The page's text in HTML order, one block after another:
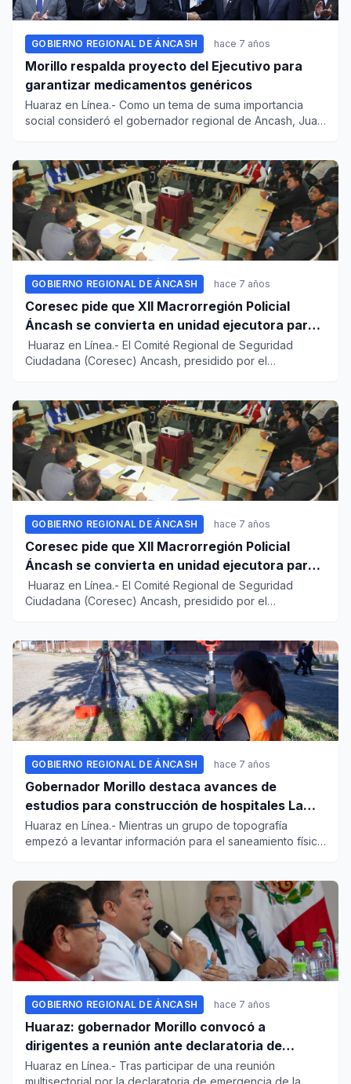
GOBIERNO REGIONAL DE ÁNCASH hace 7 años
Morillo respalda proyecto del Ejecutivo para
garantizar medicamentos genéricos
Huaraz en Línea.- Como un tema de suma importancia
social consideró el gobernador regional de Ancash, Juan
GOBIERNO REGIONAL DE ÁNCASH hace 7 años
Coresec pide que XII Macrorregión Policial
Áncash se convierta en unidad ejecutora para
combatir inseguridad
Huaraz en Línea.- El Comité Regional de Seguridad
Ciudadana (Coresec) Ancash, presidido por el
GOBIERNO REGIONAL DE ÁNCASH hace 7 años
Coresec pide que XII Macrorregión Policial
Áncash se convierta en unidad ejecutora para
combatir inseguridad
Huaraz en Línea.- El Comité Regional de Seguridad
Ciudadana (Coresec) Ancash, presidido por el
GOBIERNO REGIONAL DE ÁNCASH hace 7 años
Gobernador Morillo destaca avances de
estudios para construcción de hospitales La
Caleta y de Huaraz
Huaraz en Línea.- Mientras un grupo de topografía
empezó a levantar información para el saneamiento físico
GOBIERNO REGIONAL DE ÁNCASH hace 7 años
Huaraz: gobernador Morillo convocó a
dirigentes a reunión ante declaratoria de
emergencia de laguna Parón
Huaraz en Línea.- Tras participar de una reunión